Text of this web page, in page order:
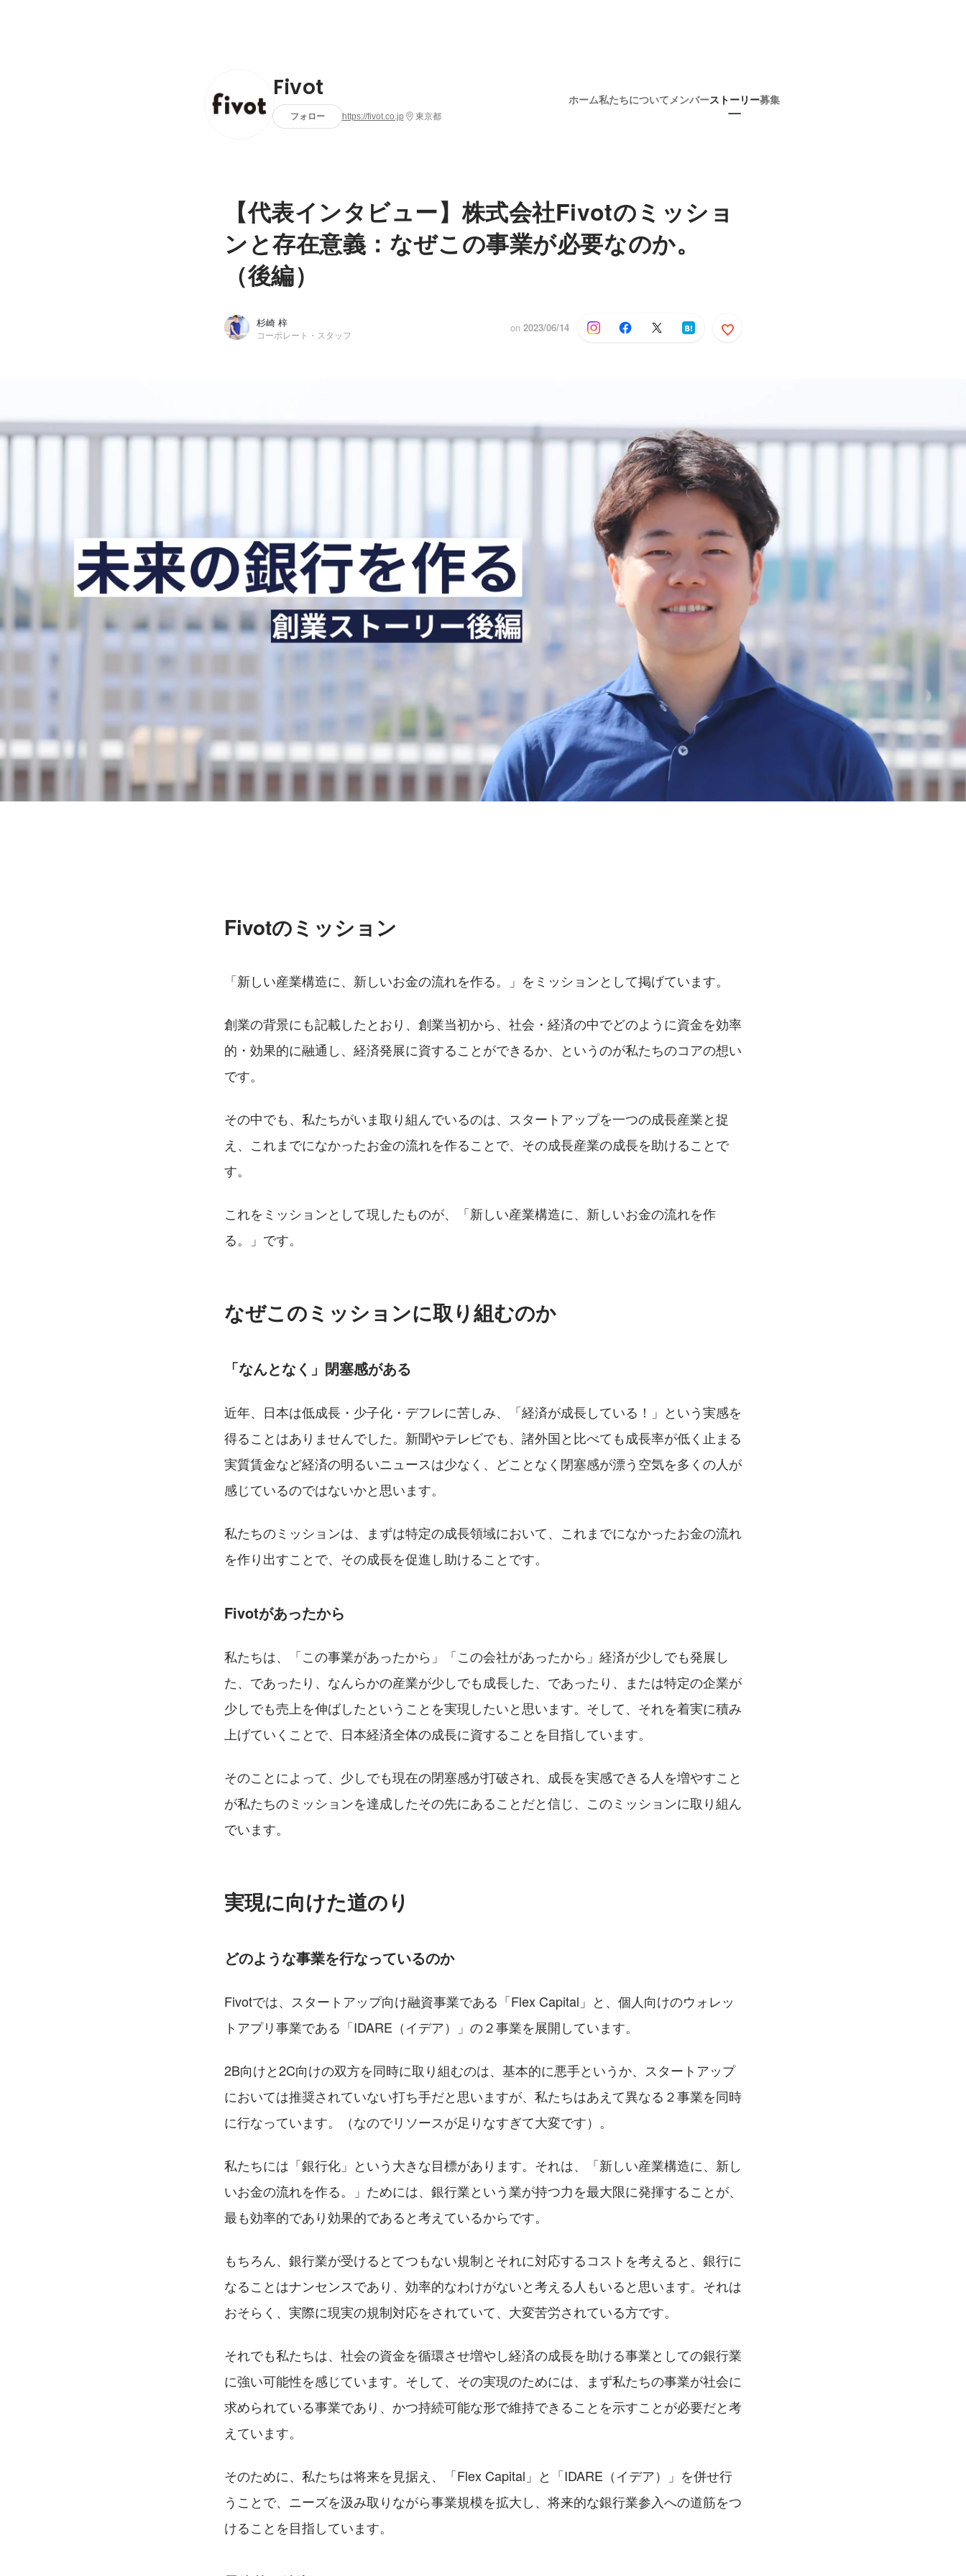
Fivot
フォロー https://fivot.co.jp 東京都
ホーム私たちについて メンバーストーリー募集
【代表インタビュー】株式会社Fivotのミッショ
ンと存在意義：なぜこの事業が必要なのか。
（後編）
杉崎 梓
コーポレート・スタッフ
on 2023/06/14
Fivotのミッション
「新しい産業構造に、新しいお金の流れを作る。」をミッションとして掲げています。
創業の背景にも記載したとおり、創業当初から、社会・経済の中でどのように資金を効率
的・効果的に融通し、経済発展に資することができるか、というのが私たちのコアの想い
です。
その中でも、私たちがいま取り組んでいるのは、スタートアップを一つの成長産業と捉
え、これまでになかったお金の流れを作ることで、その成長産業の成長を助けることで
す。
これをミッションとして現したものが、「新しい産業構造に、新しいお金の流れを作
る。」です。
なぜこのミッションに取り組むのか
「なんとなく」閉塞感がある
近年、日本は低成長・少子化・デフレに苦しみ、「経済が成長している！」という実感を
得ることはありませんでした。新聞やテレビでも、諸外国と比べても成長率が低く止まる
実質賃金など経済の明るいニュースは少なく、どことなく閉塞感が漂う空気を多くの人が
感じているのではないかと思います。
私たちのミッションは、まずは特定の成長領域において、これまでになかったお金の流れ
を作り出すことで、その成長を促進し助けることです。
Fivotがあったから
私たちは、「この事業があったから」「この会社があったから」経済が少しでも発展し
た、であったり、なんらかの産業が少しでも成長した、であったり、または特定の企業が
少しでも売上を伸ばしたということを実現したいと思います。そして、それを着実に積み
上げていくことで、日本経済全体の成長に資することを目指しています。
そのことによって、少しでも現在の閉塞感が打破され、成長を実感できる人を増やすこと
が私たちのミッションを達成したその先にあることだと信じ、このミッションに取り組ん
でいます。
実現に向けた道のり
どのような事業を行なっているのか
Fivotでは、スタートアップ向け融資事業である「Flex Capital」と、個人向けのウォレッ
トアプリ事業である「IDARE（イデア）」の２事業を展開しています。
2B向けと2C向けの双方を同時に取り組むのは、基本的に悪手というか、スタートアップ
においては推奨されていない打ち手だと思いますが、私たちはあえて異なる２事業を同時
に行なっています。（なのでリソースが足りなすぎて大変です）。
私たちには「銀行化」という大きな目標があります。それは、「新しい産業構造に、新し
いお金の流れを作る。」ためには、銀行業という業が持つ力を最大限に発揮することが、
最も効率的であり効果的であると考えているからです。
もちろん、銀行業が受けるとてつもない規制とそれに対応するコストを考えると、銀行に
なることはナンセンスであり、効率的なわけがないと考える人もいると思います。それは
おそらく、実際に現実の規制対応をされていて、大変苦労されている方です。
それでも私たちは、社会の資金を循環させ増やし経済の成長を助ける事業としての銀行業
に強い可能性を感じています。そして、その実現のためには、まず私たちの事業が社会に
求められている事業であり、かつ持続可能な形で維持できることを示すことが必要だと考
えています。
そのために、私たちは将来を見据え、「Flex Capital」と「IDARE（イデア）」を併せ行
うことで、ニーズを汲み取りながら事業規模を拡大し、将来的な銀行業参入への道筋をつ
けることを目指しています。
杉崎 梓
Fivot / コーポレート・スタッフ